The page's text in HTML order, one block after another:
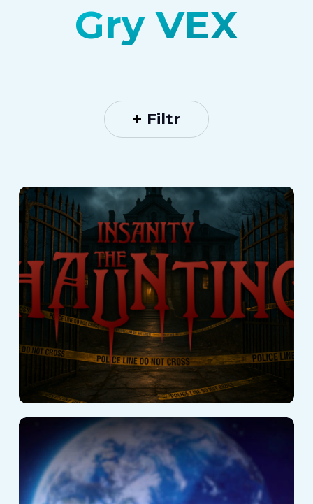
Gry VEX
Filtr
Insanity : The
Haunting
Lunarscape:
Breakdown